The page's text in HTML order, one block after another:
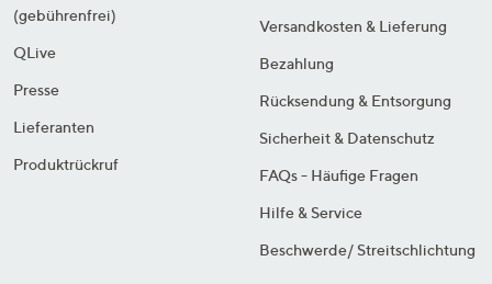
(gebührenfrei)
QLive
Presse
Lieferanten
Produktrückruf
Versandkosten & Lieferung
Bezahlung
Rücksendung & Entsorgung
Sicherheit & Datenschutz
FAQs - Häufige Fragen
Hilfe & Service
Beschwerde/ Streitschlichtung